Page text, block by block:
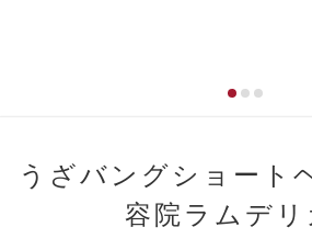
うざバングショート
容院ラムデリ